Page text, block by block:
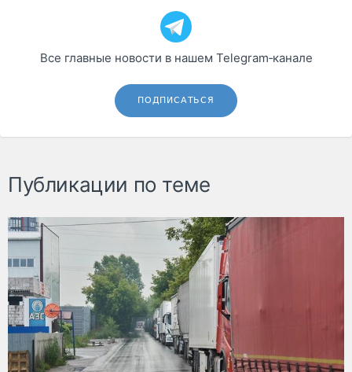
Все главные новости в нашем Telegram‑канале
ПОДПИСАТЬСЯ
Публикации по теме